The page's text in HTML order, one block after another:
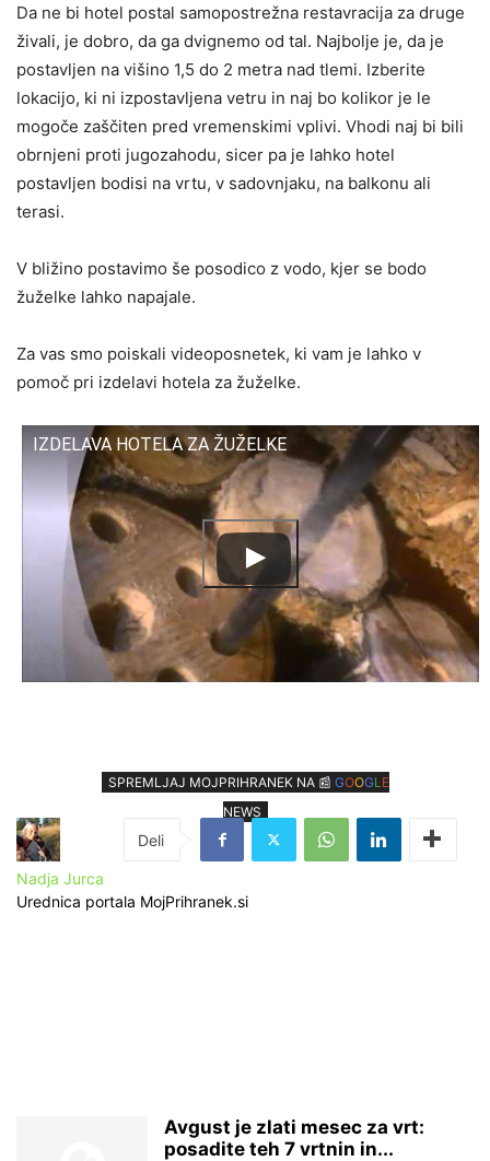
Da ne bi hotel postal samopostrežna restavracija za druge
živali, je dobro, da ga dvignemo od tal. Najbolje je, da je
postavljen na višino 1,5 do 2 metra nad tlemi. Izberite
lokacijo, ki ni izpostavljena vetru in naj bo kolikor je le
mogoče zaščiten pred vremenskimi vplivi. Vhodi naj bi bili
obrnjeni proti jugozahodu, sicer pa je lahko hotel
postavljen bodisi na vrtu, v sadovnjaku, na balkonu ali
terasi.
V bližino postavimo še posodico z vodo, kjer se bodo
žuželke lahko napajale.
Za vas smo poiskali videoposnetek, ki vam je lahko v
pomoč pri izdelavi hotela za žuželke.
IZDELAVA HOTELA ZA ŽUŽELKE
SPREMLJAJ MOJPRIHRANEK NA 📰 GOOGL E
NEWS
Nadja Jurca
Urednica portala MojPrihranek.si
Avgust je zlati mesec za vrt:
posadite teh 7 vrtnin in...